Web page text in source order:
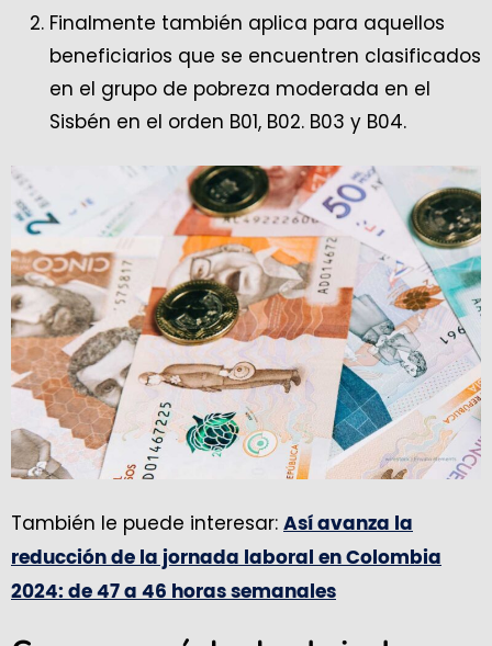
Finalmente también aplica para aquellos
beneficiarios que se encuentren clasificados
en el grupo de pobreza moderada en el
Sisbén en el orden B01, B02. B03 y B04.
También le puede interesar: Así avanza la
reducción de la jornada laboral en Colombia
2024: de 47 a 46 horas semanales